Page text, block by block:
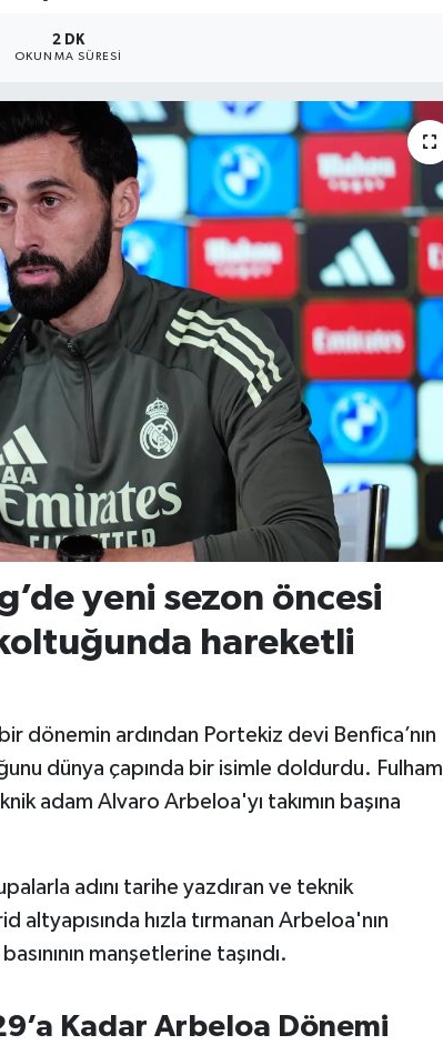
2 DK
OKUNMA SÜRESI
yeni sezon öncesi
hareketli
bir dönemin ardından Portekiz devi Benfica’nın
dünya çapında bir isimle doldurdu.
adam Alvaro Arbeloa'yı takımın başına
adını tarihe yazdıran ve teknik
altyapısında hızla tırmanan Arbeloa'nın
manşetlerine taşındı.
Kadar Arbeloa Dönemi